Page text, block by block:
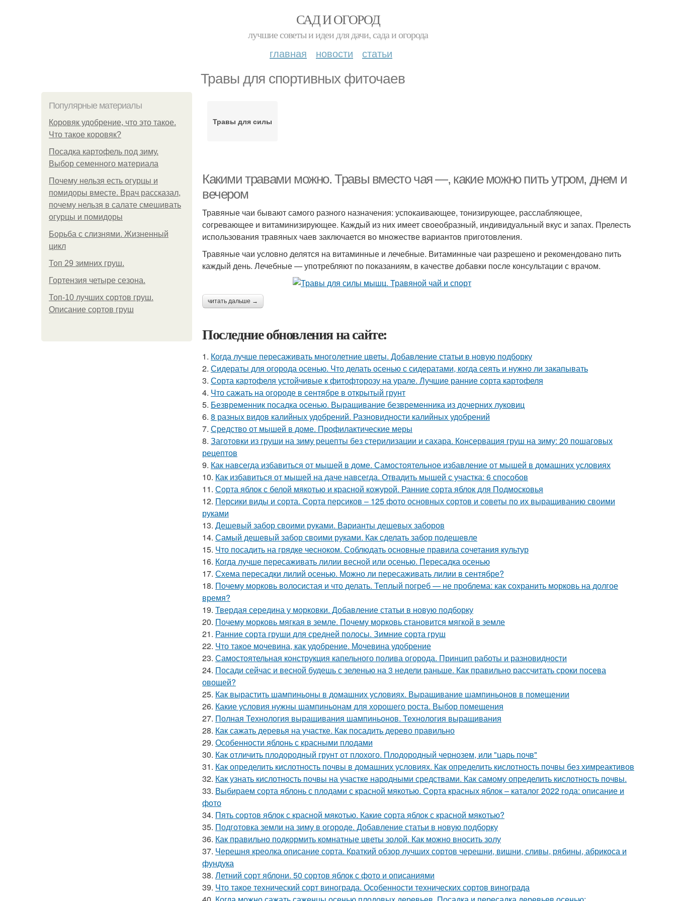
САД И ОГОРОД
лучшие советы и идеи для дачи, сада и огорода
главная новости статьи
Травы для спортивных фиточаев
Популярные материалы
Коровяк удобрение, что это такое.
Что такое коровяк?
Посадка картофель под зиму.
Выбор семенного материала
Почему нельзя есть огурцы и
помидоры вместе. Врач рассказал,
почему нельзя в салате смешивать
огурцы и помидоры
Борьба с слизнями. Жизненный
цикл
Топ 29 зимних груш.
Гортензия четыре сезона.
Топ-10 лучших сортов груш.
Описание сортов груш
Травы для силы
Какими травами можно. Травы вместо чая —, какие можно пить утром, днем и
вечером
Травяные чаи бывают самого разного назначения: успокаивающее, тонизирующее, расслабляющее,
согревающее и витаминизирующее. Каждый из них имеет своеобразный, индивидуальный вкус и запах. Прелесть
использования травяных чаев заключается во множестве вариантов приготовления.
Травяные чаи условно делятся на витаминные и лечебные. Витаминные чаи разрешено и рекомендовано пить
каждый день. Лечебные — употребляют по показаниям, в качестве добавки после консультации с врачом.
читать дальше →
Последние обновления на сайте:
1. Когда лучше пересаживать многолетние цветы. Добавление статьи в новую подборку
2. Сидераты для огорода осенью. Что делать осенью с сидератами, когда сеять и нужно ли закапывать
3. Сорта картофеля устойчивые к фитофторозу на урале. Лучшие ранние сорта картофеля
4. Что сажать на огороде в сентябре в открытый грунт
5. Безвременник посадка осенью. Выращивание безвременника из дочерних луковиц
6. 8 разных видов калийных удобрений. Разновидности калийных удобрений
7. Средство от мышей в доме. Профилактические меры
8. Заготовки из груши на зиму рецепты без стерилизации и сахара. Консервация груш на зиму: 20 пошаговых
рецептов
9. Как навсегда избавиться от мышей в доме. Самостоятельное избавление от мышей в домашних условиях
10. Как избавиться от мышей на даче навсегда. Отвадить мышей с участка: 6 способов
11. Сорта яблок с белой мякотью и красной кожурой. Ранние сорта яблок для Подмосковья
12. Персики виды и сорта. Сорта персиков – 125 фото основных сортов и советы по их выращиванию своими
руками
13. Дешевый забор своими руками. Варианты дешевых заборов
14. Самый дешевый забор своими руками. Как сделать забор подешевле
15. Что посадить на грядке чесноком. Соблюдать основные правила сочетания культур
16. Когда лучше пересаживать лилии весной или осенью. Пересадка осенью
17. Схема пересадки лилий осенью. Можно ли пересаживать лилии в сентябре?
18. Почему морковь волосистая и что делать. Теплый погреб — не проблема: как сохранить морковь на долгое
время?
19. Твердая середина у морковки. Добавление статьи в новую подборку
20. Почему морковь мягкая в земле. Почему морковь становится мягкой в земле
21. Ранние сорта груши для средней полосы. Зимние сорта груш
22. Что такое мочевина, как удобрение. Мочевина удобрение
23. Самостоятельная конструкция капельного полива огорода. Принцип работы и разновидности
24. Посади сейчас и весной будешь с зеленью на 3 недели раньше. Как правильно рассчитать сроки посева
овощей?
25. Как вырастить шампиньоны в домашних условиях. Выращивание шампиньонов в помещении
26. Какие условия нужны шампиньонам для хорошего роста. Выбор помещения
27. Полная Технология выращивания шампиньонов. Технология выращивания
28. Как сажать деревья на участке. Как посадить дерево правильно
29. Особенности яблонь с красными плодами
30. Как отличить плодородный грунт от плохого. Плодородный чернозем, или "царь почв"
31. Как определить кислотность почвы в домашних условиях. Как определить кислотность почвы без химреактивов
32. Как узнать кислотность почвы на участке народными средствами. Как самому определить кислотность почвы.
33. Выбираем сорта яблонь с плодами с красной мякотью. Сорта красных яблок – каталог 2022 года: описание и
фото
34. Пять сортов яблок с красной мякотью. Какие сорта яблок с красной мякотью?
35. Подготовка земли на зиму в огороде. Добавление статьи в новую подборку
36. Как правильно подкормить комнатные цветы золой. Как можно вносить золу
37. Черешня креолка описание сорта. Краткий обзор лучших сортов черешни, вишни, сливы, рябины, абрикоса и
фундука
38. Летний сорт яблони. 50 сортов яблок с фото и описаниями
39. Что такое технический сорт винограда. Особенности технических сортов винограда